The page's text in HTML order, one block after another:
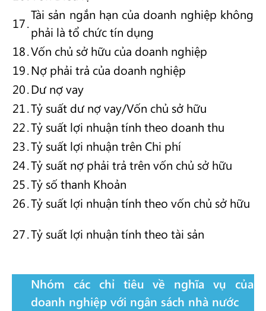
17.
Tài sản ngắn hạn của doanh nghiệp không
phải là tổ chức tín dụng
18.Vốn chủ sở hữu của doanh nghiệp
19.Nợ phải trả của doanh nghiệp
20.Dư nợ vay
21.Tỷ suất dư nợ vay/Vốn chủ sở hữu
22.Tỷ suất lợi nhuận tính theo doanh thu
23.Tỷ suất lợi nhuận trên Chi phí
24.Tỷ suất nợ phải trả trên vốn chủ sở hữu
25.Tỷ số thanh Khoản
26.Tỷ suất lợi nhuận tính theo vốn chủ sở hữu
27.Tỷ suất lợi nhuận tính theo tài sản
Nhóm các chỉ tiêu về nghĩa vụ của
doanh nghiệp với ngân sách nhà nước